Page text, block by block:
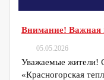
Внимание! Важная
05.05.2026
Уважаемые жители!
«Красногорская